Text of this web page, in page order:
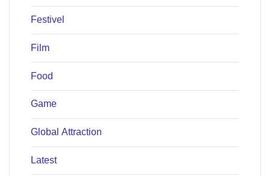
Festivel
Film
Food
Game
Global Attraction
Latest